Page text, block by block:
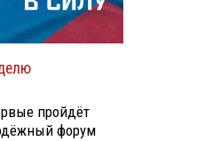
пройдёт
форум